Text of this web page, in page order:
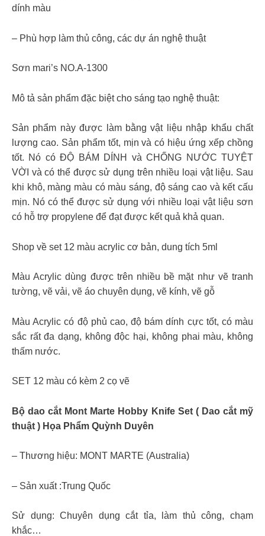
dính màu
– Phù hợp làm thủ công, các dự án nghệ thuật
Sơn mari’s NO.A-1300
Mô tả sản phẩm đặc biệt cho sáng tạo nghệ thuật:
Sản phẩm này được làm bằng vật liệu nhập khẩu chất
lượng cao. Sản phẩm tốt, mịn và có hiệu ứng xếp chồng
tốt. Nó có ĐỘ BÁM DÍNH và CHỐNG NƯỚC TUYỆT
VỜI và có thể được sử dụng trên nhiều loại vật liệu. Sau
khi khô, màng màu có màu sáng, độ sáng cao và kết cấu
mịn. Nó có thể được sử dụng với nhiều loại vật liệu sơn
có hỗ trợ propylene để đạt được kết quả khả quan.
Shop về set 12 màu acrylic cơ bản, dung tích 5ml
Màu Acrylic dùng được trên nhiều bề mặt như vẽ tranh
tường, vẽ vải, vẽ áo chuyên dụng, vẽ kính, vẽ gỗ
Màu Acrylic có độ phủ cao, độ bám dính cực tốt, có màu
sắc rất đa dạng, không độc hại, không phai màu, không
thấm nước.
SET 12 màu có kèm 2 cọ vẽ
Bộ dao cắt Mont Marte Hobby Knife Set ( Dao cắt mỹ
thuật ) Họa Phẩm Quỳnh Duyên
– Thương hiệu: MONT MARTE (Australia)
– Sản xuất :Trung Quốc
Sử dụng: Chuyên dụng cắt tỉa, làm thủ công, chạm
khắc…